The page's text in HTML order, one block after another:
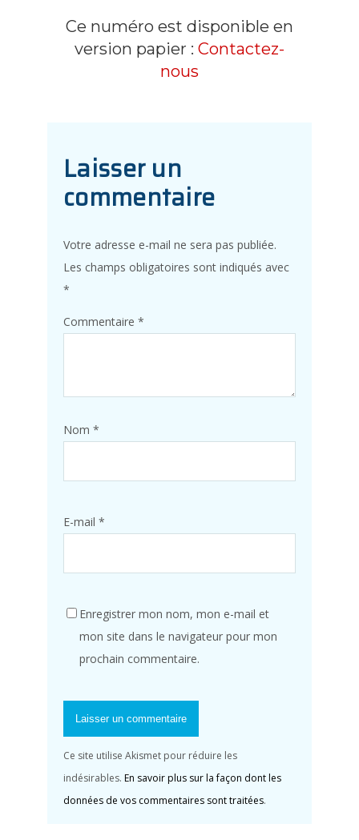
Ce numéro est disponible en
version papier : Contactez-
nous
Laisser un
commentaire
Votre adresse e-mail ne sera pas publiée.
Les champs obligatoires sont indiqués avec
*
Commentaire *
Nom *
E-mail *
Enregistrer mon nom, mon e-mail et
mon site dans le navigateur pour mon
prochain commentaire.
Ce site utilise Akismet pour réduire les
indésirables. En savoir plus sur la façon dont les
données de vos commentaires sont traitées.